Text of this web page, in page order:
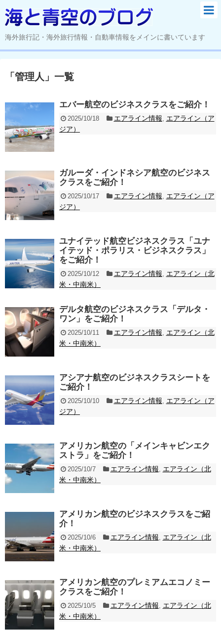
海外旅行記・海外旅行情報・自動車情報をメインに書いています
「 管理人 」 一覧
エバー航空のビジネスクラスをご紹介！
2025/10/18 エアライン情報
エアライン（ア
ジア）
ガルーダ・インドネシア航空のビジネス
クラスをご紹介！
2025/10/17 エアライン情報
エアライン（ア
ジア）
ユナイテッド航空ビジネスクラス「ユナ
イテッド・ポラリス・ビジネスクラス」
をご紹介！
2025/10/12 エアライン情報
エアライン（北
米・中南米）
デルタ航空のビジネスクラス「デルタ・
ワン」をご紹介！
2025/10/11 エアライン情報
エアライン（北
米・中南米）
アシアナ航空のビジネスクラスシートを
ご紹介！
2025/10/10 エアライン情報
エアライン（ア
ジア）
アメリカン航空の「メインキャビンエク
ストラ」をご紹介！
2025/10/7 エアライン情報
エアライン（北
米・中南米）
アメリカン航空のビジネスクラスをご紹
介！
2025/10/6 エアライン情報
エアライン（北
米・中南米）
アメリカン航空のプレミアムエコノミー
クラスをご紹介！
2025/10/5 エアライン情報
エアライン（北
米・中南米）